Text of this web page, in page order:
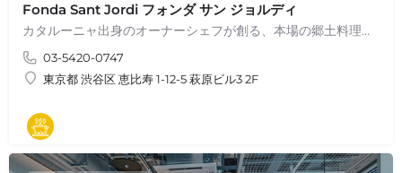
Fonda Sant Jordi フォンダ サン ジョルディ
カタルーニャ出身のオーナーシェフが創る、本場の郷土料理をベースにした創作料理！ 【スペイン・カタルーニャ出身のオーナーシェフ・ジョルディ】…
03-5420-0747
東京都 渋谷区 恵比寿 1-12-5 萩原ビル3 2F
伝統料理